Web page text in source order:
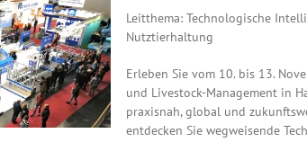
Leitthema: Technologische
Nutztierhaltung
Erleben Sie vom 10. bis 13.
und Livestock-Management in
praxisnah, global und
entdecken Sie wegweisende